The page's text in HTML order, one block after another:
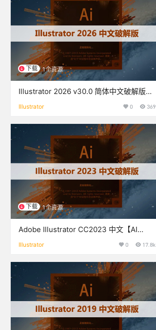
下载 1个资源
Illustrator 2026 v30.0 简体中文破解版
Illustrator 0 369
下载 1个资源
Adobe Illustrator CC2023 中文【AI
Illustrator 0 17.8k